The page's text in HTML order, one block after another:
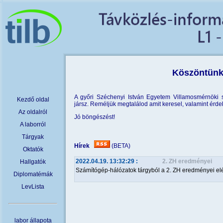
Kezdő oldal
Az oldalról
A laborról
Tárgyak
Oktatók
Hallgatók
Diplomatémák
LevLista
labor állapota
A győri Széchenyi István Egyetem Villamosmérnöki
jársz. Reméljük megtalálod amit keresel, valamint
Jó böngészést!
Hírek (BETA)
2022.04.19. 13:32:29:
2. ZH eredményei
Számítógép-hálózatok tárgyból a 2. ZH eredményei